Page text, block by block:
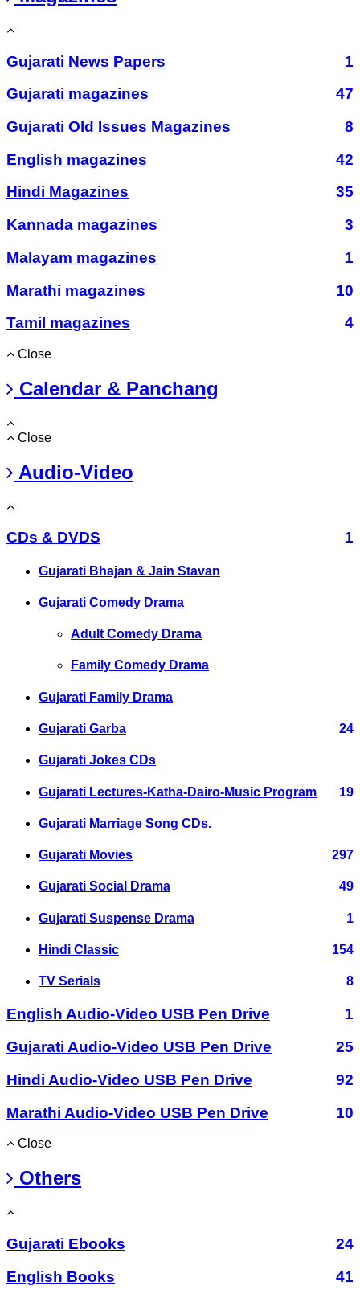
Gujarati News Papers
1
Gujarati magazines
47
Gujarati Old Issues Magazines
8
English magazines
42
Hindi Magazines
35
Kannada magazines
3
Malayam magazines
1
Marathi magazines
10
Tamil magazines
4
Close
Calendar & Panchang
Close
Audio-Video
CDs & DVDS 1
Gujarati Bhajan & Jain Stavan
Gujarati Comedy Drama
Adult Comedy Drama
Family Comedy Drama
Gujarati Family Drama
Gujarati Garba 24
Gujarati Jokes CDs
Gujarati Lectures-Katha-Dairo-Music Program 19
Gujarati Marriage Song CDs.
Gujarati Movies 297
Gujarati Social Drama 49
Gujarati Suspense Drama 1
Hindi Classic 154
TV Serials 8
English Audio-Video USB Pen Drive
1
Gujarati Audio-Video USB Pen Drive
25
Hindi Audio-Video USB Pen Drive
92
Marathi Audio-Video USB Pen Drive
10
Close
Others
Gujarati Ebooks
24
English Books
41